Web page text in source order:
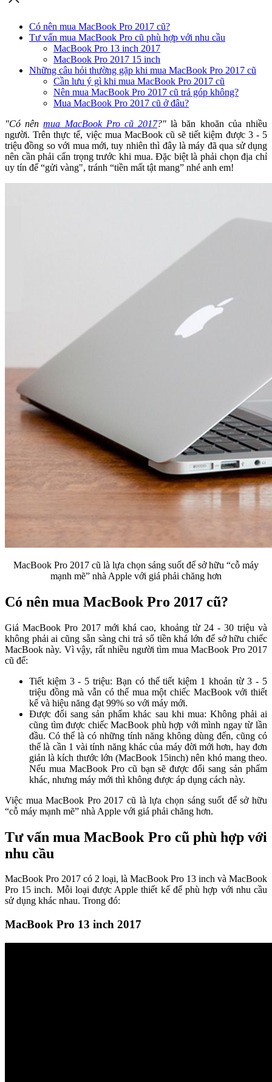
Có nên mua MacBook Pro 2017 cũ?
Tư vấn mua MacBook Pro cũ phù hợp với nhu cầu
MacBook Pro 13 inch 2017
MacBook Pro 2017 15 inch
Những câu hỏi thường gặp khi mua MacBook Pro 2017 cũ
Cần lưu ý gì khi mua MacBook Pro 2017 cũ
Nên mua MacBook Pro 2017 cũ trả góp không?
Mua MacBook Pro 2017 cũ ở đâu?
"Có nênmua MacBook Pro cũ 2017?" là băn khoăn của nhiều
người. Trên thực tế, việc mua MacBook cũ sẽ tiết kiệm được 3 - 5
triệu đồng so với mua mới, tuy nhiên thì đây là máy đã qua sử dụng
nên cần phải cẩn trọng trước khi mua. Đặc biệt là phải chọn địa chỉ
uy tín để “gửi vàng", tránh “tiền mất tật mang” nhé anh em!
MacBook Pro 2017 cũ là lựa chọn sáng suốt để sở hữu “cỗ máy
mạnh mẽ” nhà Apple với giá phải chăng hơn
Có nên mua MacBook Pro 2017 cũ?
Giá MacBook Pro 2017 mới khá cao, khoảng từ 24 - 30 triệu và
không phải ai cũng sẵn sàng chi trả số tiền khá lớn để sở hữu chiếc
MacBook này. Vì vậy, rất nhiều người tìm mua MacBook Pro 2017
cũ để:
Tiết kiệm 3 - 5 triệu: Bạn có thể tiết kiệm 1 khoản từ 3 - 5
triệu đồng mà vẫn có thể mua một chiếc MacBook với thiết
kế và hiệu năng đạt 99% so với máy mới.
Được đổi sang sản phẩm khác sau khi mua: Không phải ai
cũng tìm được chiếc MacBook phù hợp với mình ngay từ lần
đầu. Có thể là có những tính năng không dùng đến, cũng có
thể là cần 1 vài tính năng khác của máy đời mới hơn, hay đơn
giản là kích thước lớn (MacBook 15inch) nên khó mang theo.
Nếu mua MacBook Pro cũ bạn sẽ được đổi sang sản phẩm
khác, nhưng máy mới thì không được áp dụng cách này.
Việc mua MacBook Pro 2017 cũ là lựa chọn sáng suốt để sở hữu
“cỗ máy mạnh mẽ” nhà Apple với giá phải chăng hơn.
Tư vấn mua MacBook Pro cũ phù hợp với
nhu cầu
MacBook Pro 2017 có 2 loại, là MacBook Pro 13 inch và MacBook
Pro 15 inch. Mỗi loại được Apple thiết kế để phù hợp với nhu cầu
sử dụng khác nhau. Trong đó:
MacBook Pro 13 inch 2017